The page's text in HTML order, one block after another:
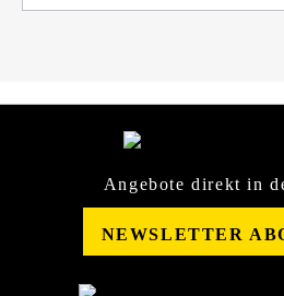
Angebote direkt in
NEWSLETTER